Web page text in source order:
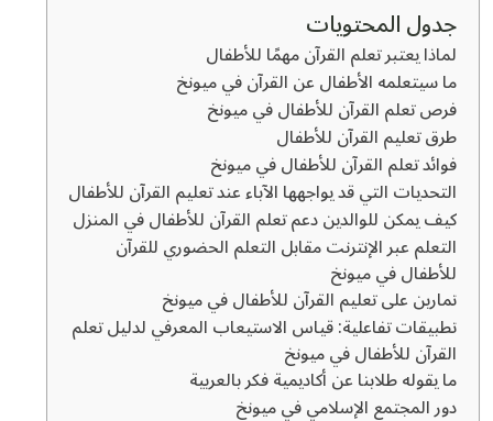
جدول المحتويات
لماذا يعتبر تعلم القرآن مهمًا للأطفال
ما سيتعلمه الأطفال عن القرآن في ميونخ
فرص تعلم القرآن للأطفال في ميونخ
طرق تعليم القرآن للأطفال
فوائد تعلم القرآن للأطفال في ميونخ
التحديات التي قد يواجهها الآباء عند تعليم القرآن للأطفال
كيف يمكن للوالدين دعم تعلم القرآن للأطفال في المنزل
التعلم عبر الإنترنت مقابل التعلم الحضوري للقرآن
للأطفال في ميونخ
تمارين على تعليم القرآن للأطفال في ميونخ
تطبيقات تفاعلية: قياس الاستيعاب المعرفي لدليل تعلم
القرآن للأطفال في ميونخ
ما يقوله طلابنا عن أكاديمية فكر بالعربية
دور المجتمع الإسلامي في ميونخ